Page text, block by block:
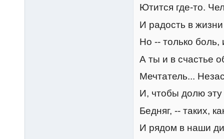
Ютится где-то.
И радость в
Но -- только боль,
А ты и в счастье
Мечтатель...
И, чтобы долю эту
Бедняг, -- таких,
И рядом в наши